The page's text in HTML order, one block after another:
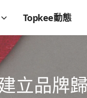
Topkee動態
立品牌